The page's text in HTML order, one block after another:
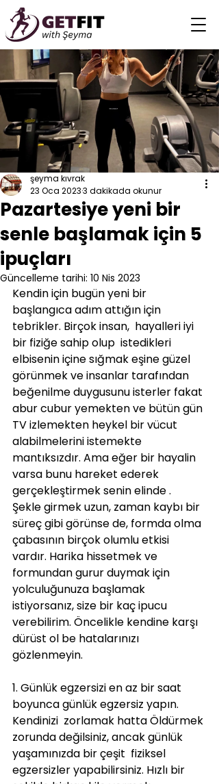
Pazartesiye yeni bir
senle başlamak için 5
ipuçları
şeyma kıvrak
23 Oca 20233 dakikada okunur
Güncelleme tarihi: 10 Nis 2023
Kendin için bugün yeni bir
başlangıca adım attığın için
tebrikler. Birçok insan,  hayalleri iyi
bir fiziğe sahip olup  istedikleri
elbisenin içine sığmak eşine güzel
görünmek ve insanlar tarafından
beğenilme duygusunu isterler fakat
abur cubur yemekten ve bütün gün
TV izlemekten heykel bir vücut
alabilmelerini istemekte
mantıksızdır. Ama eğer bir hayalin
varsa bunu hareket ederek
gerçekleştirmek senin elinde .
Şekle girmek uzun, zaman kaybı bir
süreç gibi görünse de, formda olma
çabasının birçok olumlu etkisi
vardır. Harika hissetmek ve
formundan gurur duymak için
yolculuğunuza başlamak
istiyorsanız, size bir kaç ipucu
verebilirim. Öncelikle kendine karşı
dürüst ol be hatalarınızı
gözlenmeyin.
1. Günlük egzersizi en az bir saat
boyunca günlük egzersiz yapın.
Kendinizi  zorlamak hatta Öldürmek
zorunda değilsiniz, ancak günlük
yaşamınızda bir çeşit  fiziksel
egzersizler yapabilirsiniz. Hızlı bir